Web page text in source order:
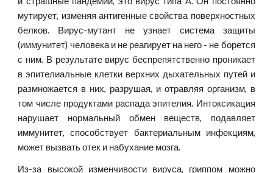
мутирует, изменяя антигенные свойства поверхностных
белков. Вирус-мутант не узнает система защиты
(иммунитет) человека и не реагирует на него - не борется
с ним. В результате вирус беспрепятственно проникает
в эпителиальные клетки верхних дыхательных путей и
размножается в них, разрушая, и отравляя организм, в
том числе продуктами распада эпителия. Интоксикация
нарушает нормальный обмен веществ, подавляет
иммунитет, способствует бактериальным инфекциям,
может вызвать отек и набухание мозга.
Из-за высокой изменчивости вируса, гриппом можно